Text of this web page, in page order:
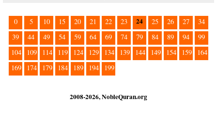
0 5 10 15 20 21 22 23 24 25 26 27
34
39
44 49 54 59 64 69 74 79 84 89 94
99
104
109 114 119 124 129 134 139 144 149 154 159
164
169
174 179 184 189 194 199
2008-2026, NobleQuran.org